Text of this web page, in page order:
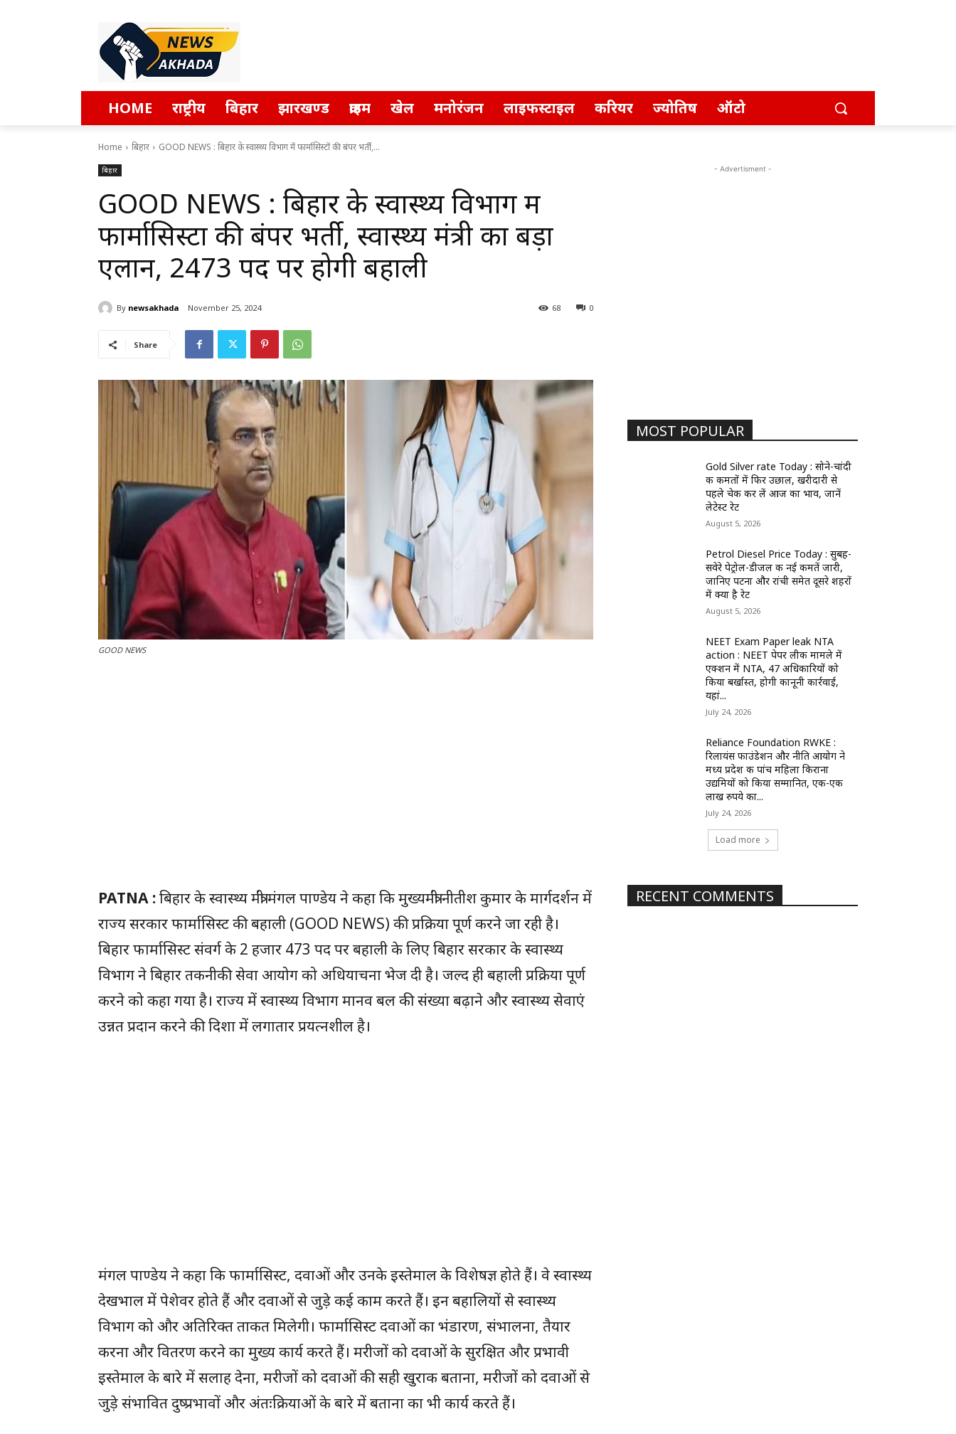
HOME राष्ट्रीय बिहार झारखण्ड क्राइम खेल मनोरंजन लाइफस्टाइल करियर ज्योतिष ऑटो
Home बिहार GOOD NEWS : बिहार के स्वास्थ्य विभाग में फार्मासिस्टों की बंपर भर्ती,...
बिहार
GOOD NEWS : बिहार के स्वास्थ्य विभाग में
फार्मासिस्टों की बंपर भर्ती, स्वास्थ्य मंत्री का बड़ा
एलान, 2473 पद पर होगी बहाली
By newsakhada November 25, 2024 0
68
Share
GOOD NEWS
PATNA :बिहार के स्वास्थ्य मंत्री मंगल पाण्डेय ने कहा कि मुख्यमंत्री नीतीश कुमार के मार्गदर्शन में
राज्य सरकार फार्मासिस्ट की बहाली (GOOD NEWS) की प्रक्रिया पूर्ण करने जा रही है।
बिहार फार्मासिस्ट संवर्ग के 2 हजार 473 पद पर बहाली के लिए बिहार सरकार के स्वास्थ्य
विभाग ने बिहार तकनीकी सेवा आयोग को अधियाचना भेज दी है। जल्द ही बहाली प्रक्रिया पूर्ण
करने को कहा गया है। राज्य में स्वास्थ्य विभाग मानव बल की संख्या बढ़ाने और स्वास्थ्य सेवाएं
उन्नत प्रदान करने की दिशा में लगातार प्रयत्नशील है।
मंगल पाण्डेय ने कहा कि फार्मासिस्ट, दवाओं और उनके इस्तेमाल के विशेषज्ञ होते हैं। वे स्वास्थ्य
देखभाल में पेशेवर होते हैं और दवाओं से जुड़े कई काम करते हैं। इन बहालियों से स्वास्थ्य
विभाग को और अतिरिक्त ताकत मिलेगी। फार्मासिस्ट दवाओं का भंडारण, संभालना, तैयार
करना और वितरण करने का मुख्य कार्य करते हैं। मरीजों को दवाओं के सुरक्षित और प्रभावी
इस्तेमाल के बारे में सलाह देना, मरीजों को दवाओं की सही खुराक बताना, मरीजों को दवाओं से
जुड़े संभावित दुष्प्रभावों और अंतःक्रियाओं के बारे में बताना का भी कार्य करते हैं।
- Advertisment -
MOST POPULAR
Gold Silver rate Today : सोने-चांदी
की कीमतों में फिर उछाल, खरीदारी से
पहले चेक कर लें आज का भाव, जानें
लेटेस्ट रेट
August 5, 2026
Petrol Diesel Price Today : सुबह-
सवेरे पेट्रोल-डीजल की नई कीमतें जारी,
जानिए पटना और रांची समेत दूसरे शहरों
में क्या है रेट
August 5, 2026
NEET Exam Paper leak NTA
action : NEET पेपर लीक मामले में
एक्शन में NTA, 47 अधिकारियों को
किया बर्खास्त, होगी कानूनी कार्रवाई,
यहां...
July 24, 2026
Reliance Foundation RWKE :
रिलायंस फाउंडेशन और नीति आयोग ने
मध्य प्रदेश की पांच महिला किराना
उद्यमियों को किया सम्मानित, एक-एक
लाख रुपये का...
July 24, 2026
Load more
RECENT COMMENTS